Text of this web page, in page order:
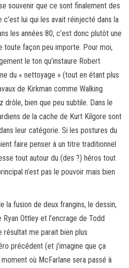
souvenir que ce sont finalement des
lui qui les avait réinjecté dans la
les années 80, c’est donc plutôt une
toute façon peu importe. Pour moi,
le ton qu’instaure Robert
du « nettoyage » (tout en étant plus
de Kirkman comme Walking
drôle, bien que peu subtile. Dans le
de la cache de Kurt Kilgore sont
leur catégorie. Si les postures du
faire penser à un titre traditionnel
tout autour du (des ?) héros tout
n’est pas le pouvoir mais bien
la fusion de deux frangins, le dessin,
Ottley et l’encrage de Todd
résultat me parait bien plus
précédent (et j’imagine que ça
où McFarlane sera passé à